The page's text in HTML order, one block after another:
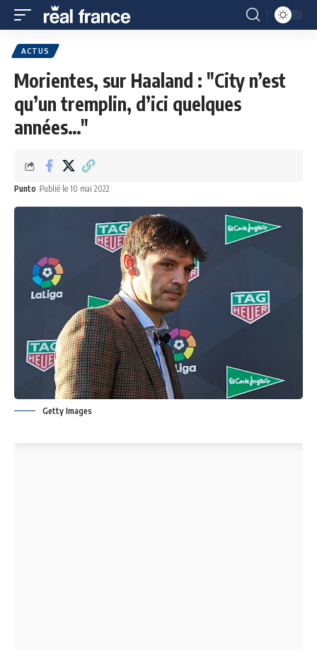
ACTUS
Morientes, sur Haaland : "City n’est
qu’un tremplin, d’ici quelques
années…"
Punto Publié le 10 mai 2022
Getty Images